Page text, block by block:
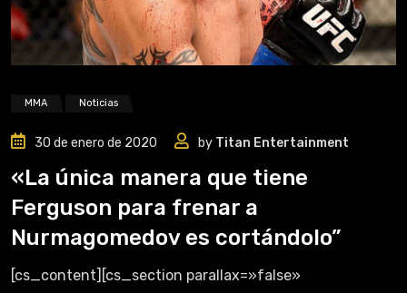
MMA Noticias
30 de enero de 2020 by Titan Entertainment
«La única manera que tiene
Ferguson para frenar a
Nurmagomedov es cortándolo”
[cs_content][cs_section parallax=»false»